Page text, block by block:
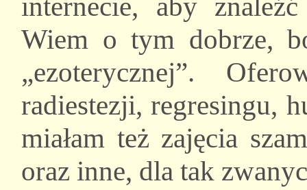
internecie, aby
Wiem o tym dobrze,
„ezoterycznej”.
radiestezji, regresingu,
miałam też zajęcia
oraz inne, dla tak